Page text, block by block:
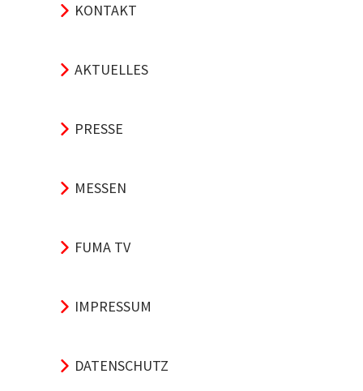
KONTAKT
AKTUELLES
PRESSE
MESSEN
FUMA TV
IMPRESSUM
DATENSCHUTZ